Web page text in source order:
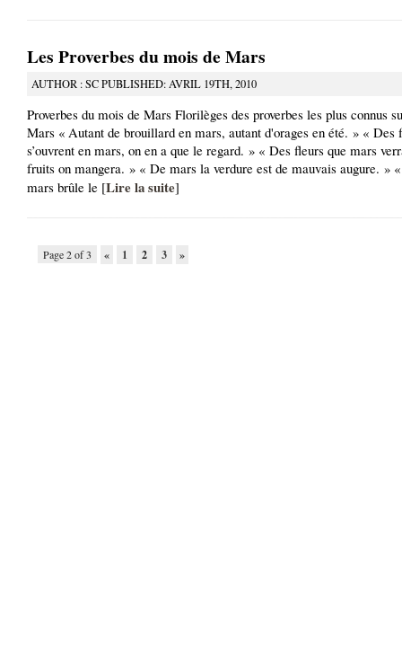
Les Proverbes du mois de Mars
AUTHOR : SC PUBLISHED: AVRIL 19TH, 2010
Proverbes du mois de Mars Florilèges des proverbes les plus connus
Mars « Autant de brouillard en mars, autant d'orages en été. » « Des
s’ouvrent en mars, on en a que le regard. » « Des fleurs que mars
fruits on mangera. » « De mars la verdure est de mauvais augure. »
mars brûle le [Lire la suite]
Page 2 of 3 « 1 2 3 »